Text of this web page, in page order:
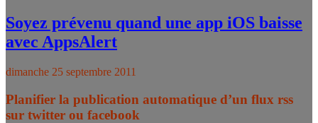
Soyez prévenu quand une app iOS baisse
avec AppsAlert
dimanche 25 septembre 2011
Planifier la publication automatique d’un flux rss
sur twitter ou facebook